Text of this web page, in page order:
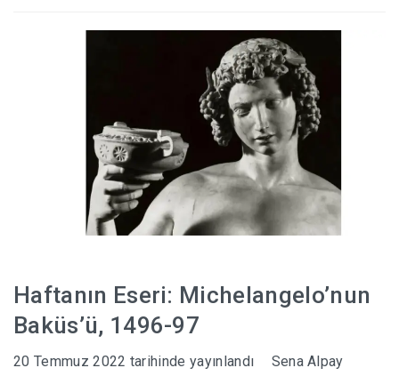
Haftanın Eseri: Michelangelo’nun
Baküs’ü, 1496-97
20 Temmuz 2022 tarihinde yayınlandı
Sena Alpay